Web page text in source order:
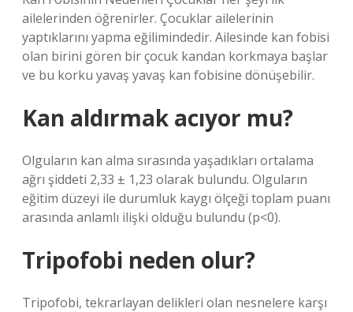
ailelerinden öğrenirler. Çocuklar ailelerinin
yaptıklarını yapma eğilimindedir. Ailesinde kan fobisi
olan birini gören bir çocuk kandan korkmaya başlar
ve bu korku yavaş yavaş kan fobisine dönüşebilir.
Kan aldırmak acıyor mu?
Olguların kan alma sırasında yaşadıkları ortalama
ağrı şiddeti 2,33 ± 1,23 olarak bulundu. Olguların
eğitim düzeyi ile durumluk kaygı ölçeği toplam puanı
arasında anlamlı ilişki olduğu bulundu (p<0).
Tripofobi neden olur?
Tripofobi, tekrarlayan delikleri olan nesnelere karşı